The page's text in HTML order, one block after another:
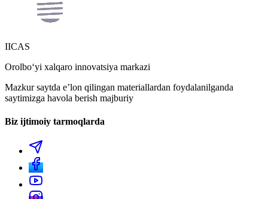
IICAS
Orolboʻyi xalqaro innovatsiya markazi
Mazkur saytda eʼlon qilingan materiallardan foydalanilganda
saytimizga havola berish majburiy
Biz ijtimoiy tarmoqlarda